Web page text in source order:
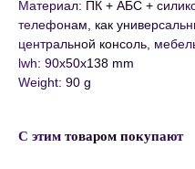
Материал: ПК + АБС +
телефонам, как
центральной консоль,
lwh: 90x50x138 mm
Weight: 90 g
С этим товаром покупают